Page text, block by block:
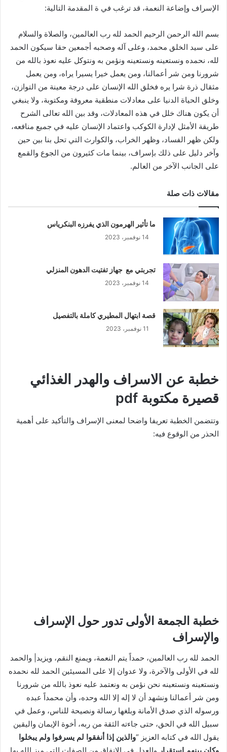
الإسراف وإضاعة النعمة، قد ترغب في ة المقدمة التالية:
بسم الله الرحمن الرحيم الحمد لله رب العالمين، والصلاة والسلام
على سيد الخلق محمد، وعلى آله وصحبه أجمعين حقا سيكون الحمد
لله، نحمده ونستعينه ونستعينه ونؤمن به ونتوكل عليه نعوذ بالله من
شرورنا ومن شر أعمالنا، ومن يعمل خيرا يسيرا يراه، ومن يعمل
مثقال ذرة شرا يره فخلق الله الإنسان على درجة معينة من التوازن،
وخلق الحياة الدنيا على معادلات منطقية معروفة ومكتوبة، ولا ينبغي
أن يكون هناك خلل في هذه المعادلات، وقد بين الله تعالى الشرح
طريقة الأمثل لإدارة الكوكب واعتماد الإنسان عليه في جميع منافعه،
ولكن ظهر الفساد، وظهر الخراب، والكوارث التي تحل بنا بين حين
وآخر دليل على ذلك بإسراف، بينما مات كثيرون من الجوع والقمع
على الجانب الآخر من العالم.
مقالات ذات صلة
ما تأثير الهرمون الذي يفرزه البنكرياس
14 نوفمبر، 2023
تجربتي مع جهاز تفتيت الدهون المنزلي
14 نوفمبر، 2023
قصة ابتهال المطيري كاملة بالتفصيل
11 نوفمبر، 2023
خطبة عن الاسراف والهدر الغذائي
قصيرة مكتوبة pdf
وتتضمن الخطبة تعريفا واضحا لمعنى الإسراف والتأكيد على أهمية
الحذر من الوقوع فيه:
خطبة الجمعة الأولى تدور حول الإسراف
والإسراف
الحمد لله رب العالمين، حمداً يتم النعمة، ويمنع النقم، ويزيد| والحمد
لله في الأولى والآخرة، ولا عدوان إلا على المسيئين الحمد لله نحمده
ونستعينه ونستعينه نحن نؤمن به ونعتمد عليه نعوذ بالله من شرورنا
ومن شر أعمالنا ونشهد أن لا إله إلا الله وحده، وأن محمداً عبده
ورسوله الذي صدق الأمانة وبلغها رسالة ونصيحة للناس، وعمل في
سبيل الله في الحق، حتى جاءته الثقة من ربه، أخوة الإيمان واليقين
يقول الله في كتابه العزيز “والذين إذا أنفقوا لم يسرفوا ولم يبخلوا
وكان بينهم استقرار والعدل في الإنفاق من الصفات التي ميز الله بها